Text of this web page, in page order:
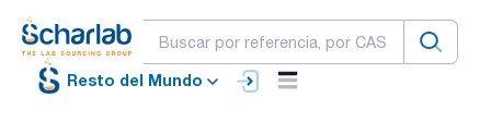
Resto del Mundo